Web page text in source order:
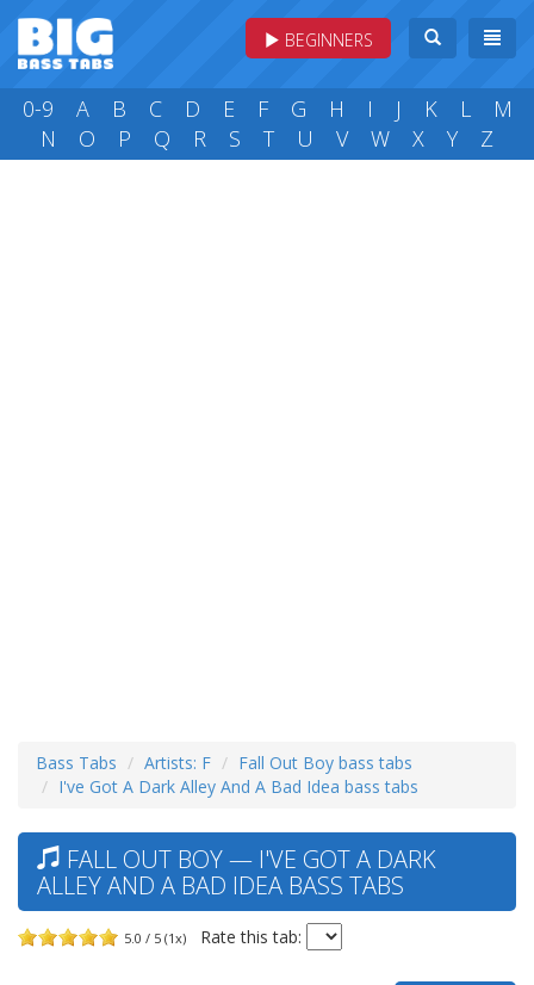
BEGINNERS
0-9 A B C D E F G H I J K L
M
N
O P Q R S T U V W X Y Z
Bass Tabs Artists: F
Fall Out Boy bass tabs
I've Got A Dark Alley And A Bad Idea bass tabs
FALL OUT BOY — I'VE GOT A DARK
ALLEY AND A BAD IDEA BASS TABS
5.0 / 5 (1x) Rate this tab: